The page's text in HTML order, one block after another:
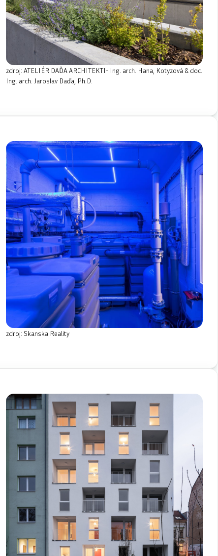
zdroj: ATELIÉR DAĎA ARCHITEKTI- Ing. arch. Hana, Kotyzová & doc.
Ing. arch. Jaroslav Daďa, Ph.D.
zdroj: Skanska Reality